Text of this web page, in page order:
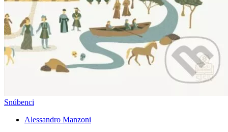
Snúbenci
Alessandro Manzoni